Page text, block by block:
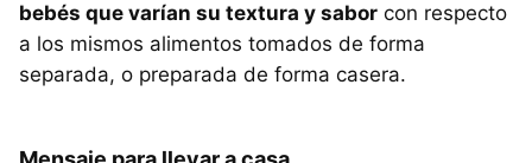
bebés que varían su textura y sabor con respecto
a los mismos alimentos tomados de forma
separada, o preparada de forma casera.